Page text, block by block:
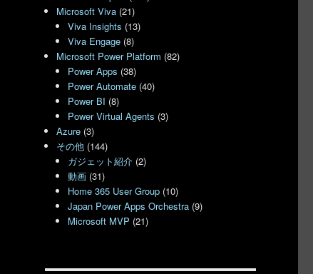
Microsoft Viva (21)
Viva Insights (13)
Viva Engage (8)
Microsoft Power Platform (82)
Power Apps (38)
Power Automate (40)
Power BI (8)
Power Virtual Agents (3)
Azure (3)
その他 (144)
ガジェット紹介 (2)
動画 (31)
Home 365 User Group (10)
Japan Power Apps Orchestra (9)
Microsoft MVP (21)